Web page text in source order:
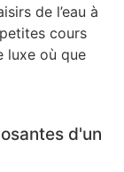
de l’eau à
cours
luxe où que
d'un